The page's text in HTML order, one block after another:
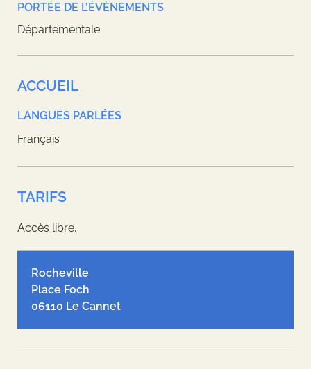
PORTÉE DE L’ÉVÈNEMENTS
Départementale
ACCUEIL
LANGUES PARLÉES
Français
TARIFS
Accès libre.
Leaflet| ©OpenStreetMap
Rocheville
Place Foch
06110 Le Cannet